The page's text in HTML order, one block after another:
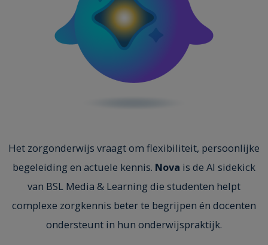
Het zorgonderwijs vraagt om flexibiliteit, persoonlijke
begeleiding en actuele kennis. Nova is de AI sidekick
van BSL Media & Learning die studenten helpt
complexe zorgkennis beter te begrijpen én docenten
ondersteunt in hun onderwijspraktijk.